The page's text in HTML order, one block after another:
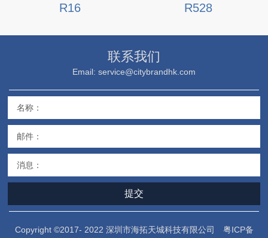
R16 R528
联系我们
Email: service@citybrandhk.com
名称：
邮件：
消息：
提交
Copyright ©2017- 2022 深圳市海拓天城科技有限公司
粤ICP备